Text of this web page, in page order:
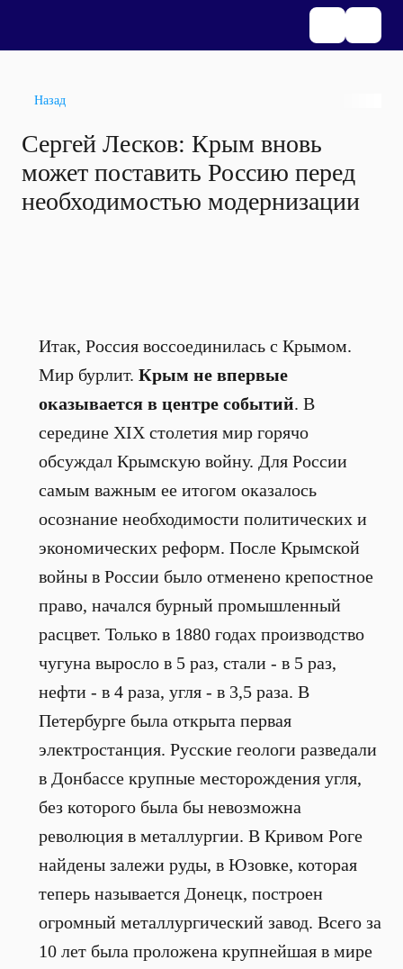
Назад
Сергей Лесков: Крым вновь
может поставить Россию перед
необходимостью модернизации
Итак, Россия воссоединилась с Крымом.
Мир бурлит. Крым не впервые
оказывается в центре событий. В
середине XIX столетия мир горячо
обсуждал Крымскую войну. Для России
самым важным ее итогом оказалось
осознание необходимости политических и
экономических реформ. После Крымской
войны в России было отменено крепостное
право, начался бурный промышленный
расцвет. Только в 1880 годах производство
чугуна выросло в 5 раз, стали - в 5 раз,
нефти - в 4 раза, угля - в 3,5 раза. В
Петербурге была открыта первая
электростанция. Русские геологи разведали
в Донбассе крупные месторождения угля,
без которого была бы невозможна
революция в металлургии. В Кривом Роге
найдены залежи руды, в Юзовке, которая
теперь называется Донецк, построен
огромный металлургический завод. Всего за
10 лет была проложена крупнейшая в мире